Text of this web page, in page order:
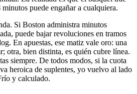
puede engañar a cualquiera.
Si Boston administra minutos
puede bajar revoluciones en tramos
En apuestas, ese matiz vale oro: una
otra, bien distinta, es quién cubre línea.
siempre. De todos modos, si la cuota
heroica de suplentes, yo vuelvo al lado
y calculado.